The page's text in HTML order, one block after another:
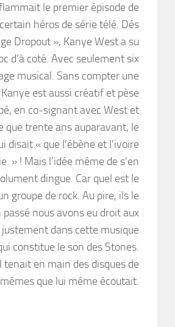
le premier épisode de
héros de série télé. Dés
Dropout », Kanye West a su
d’à coté. Avec seulement six
musical. Sans compter une
est aussi créatif et pèse
en co-signant avec West et
que trente ans auparavant, le
« que l’ébène et l’ivoire
» ! Mais l’idée même de s’en
dingue. Car quel est le
groupe de rock. Au pire, ils le
nous avons eu droit aux
dans cette musique
constitue le son des Stones.
tenait en main des disques de
que lui même écoutait.